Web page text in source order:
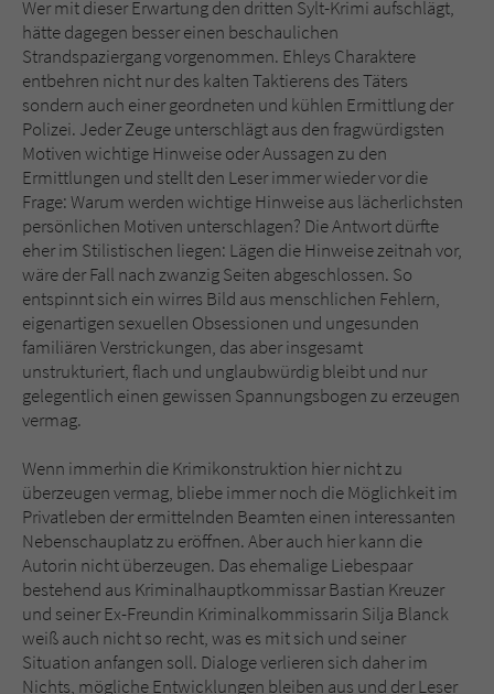
Wer mit dieser Erwartung den dritten Sylt-Krimi aufschlägt,
hätte dagegen besser einen beschaulichen
Strandspaziergang vorgenommen. Ehleys Charaktere
entbehren nicht nur des kalten Taktierens des Täters
sondern auch einer geordneten und kühlen Ermittlung der
Polizei. Jeder Zeuge unterschlägt aus den fragwürdigsten
Motiven wichtige Hinweise oder Aussagen zu den
Ermittlungen und stellt den Leser immer wieder vor die
Frage: Warum werden wichtige Hinweise aus lächerlichsten
persönlichen Motiven unterschlagen? Die Antwort dürfte
eher im Stilistischen liegen: Lägen die Hinweise zeitnah vor,
wäre der Fall nach zwanzig Seiten abgeschlossen. So
entspinnt sich ein wirres Bild aus menschlichen Fehlern,
eigenartigen sexuellen Obsessionen und ungesunden
familiären Verstrickungen, das aber insgesamt
unstrukturiert, flach und unglaubwürdig bleibt und nur
gelegentlich einen gewissen Spannungsbogen zu erzeugen
vermag.
Wenn immerhin die Krimikonstruktion hier nicht zu
überzeugen vermag, bliebe immer noch die Möglichkeit im
Privatleben der ermittelnden Beamten einen interessanten
Nebenschauplatz zu eröffnen. Aber auch hier kann die
Autorin nicht überzeugen. Das ehemalige Liebespaar
bestehend aus Kriminalhauptkommissar Bastian Kreuzer
und seiner Ex-Freundin Kriminalkommissarin Silja Blanck
weiß auch nicht so recht, was es mit sich und seiner
Situation anfangen soll. Dialoge verlieren sich daher im
Nichts, mögliche Entwicklungen bleiben aus und der Leser